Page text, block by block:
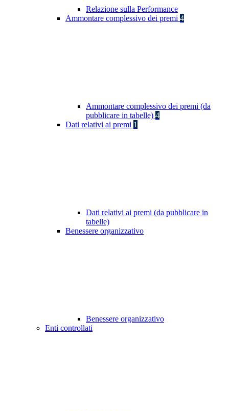
Relazione sulla Performance
Ammontare complessivo dei premi 4
Ammontare complessivo dei premi (da
pubblicare in tabelle) 4
Dati relativi ai premi 1
Dati relativi ai premi (da pubblicare in
tabelle)
Benessere organizzativo
Benessere organizzativo
Enti controllati